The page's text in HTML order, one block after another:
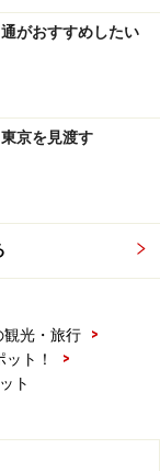
がおすすめしたい
京を見渡す
観光・旅行
>
ト！
>
ト